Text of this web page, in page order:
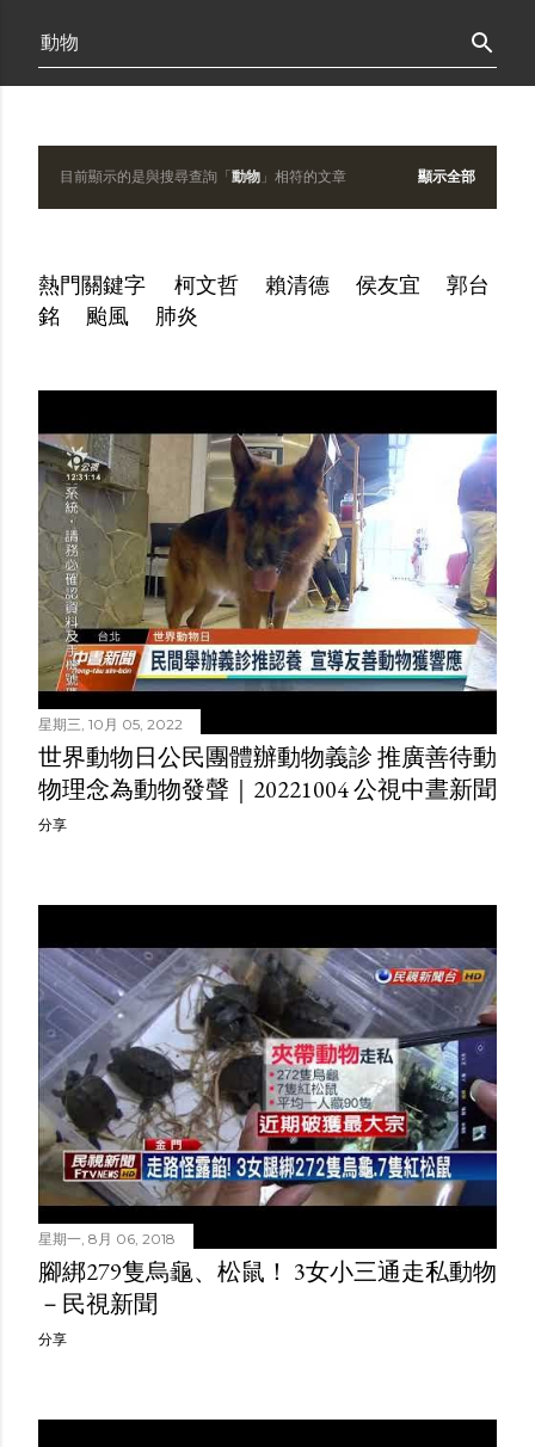
發
文
目前顯示的是與搜尋查詢「動物 」相符的文章 顯示全部
熱門關鍵字 柯文哲 賴清德 侯友宜
郭台
銘
颱風 肺炎
星期三, 10月 05, 2022
世界動物日公民團體辦動物義診 推廣善待動
物理念為動物發聲｜20221004 公視中晝新聞
分享
星期一, 8月 06, 2018
腳綁279隻烏龜、松鼠！ 3女小三通走私動物
－民視新聞
分享